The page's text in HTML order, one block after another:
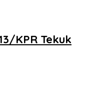
KPR Tekuk